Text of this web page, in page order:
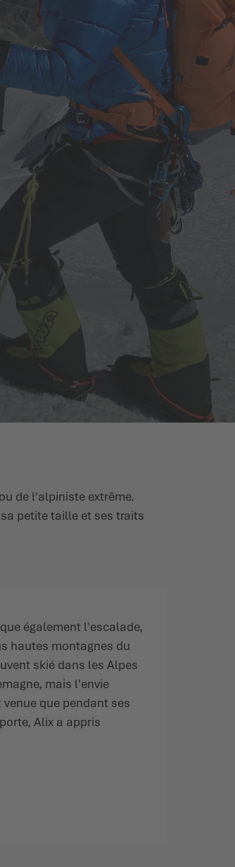
de l'alpiniste extrême.
petite taille et ses traits
également l'escalade,
hautes montagnes du
skié dans les Alpes
mais l'envie
que pendant ses
Alix a appris